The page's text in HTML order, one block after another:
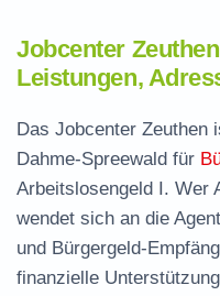
Jobcenter
Leistungen,
Das Jobcenter Zeuthen
Dahme-Spreewald für
Arbeitslosengeld I. Wer
wendet sich an die
und Bürgergeld-
finanzielle